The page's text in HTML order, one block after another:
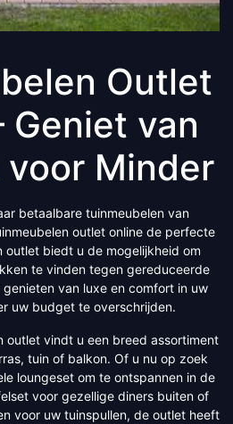
Outlet
Geniet van
Minder
betaalbare tuinmeubelen van
outlet online de perfecte
outlet biedt u de mogelijkheid om
te vinden tegen gereduceerde
van luxe en comfort in uw
uw budget te overschrijden.
outlet vindt u een breed assortiment
tuin of balkon. Of u nu op zoek
loungeset om te ontspannen in de
voor gezellige diners buiten of
voor uw tuinspullen, de outlet heeft